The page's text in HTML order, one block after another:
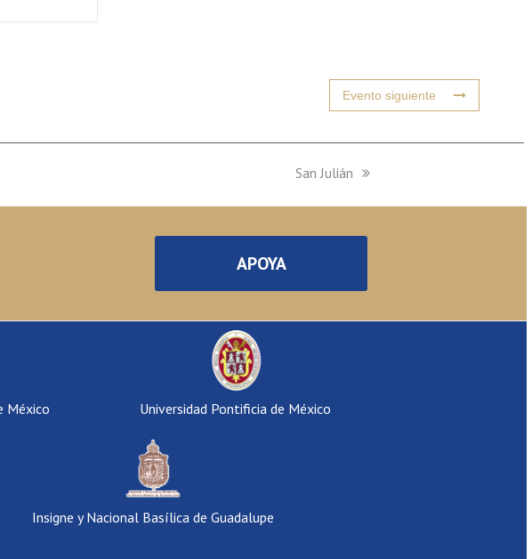
Evento siguiente
next
San Julián
APOYA
México Universidad Pontificia de México
Insigne y Nacional Basílica de Guadalupe